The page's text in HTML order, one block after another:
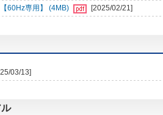
60Hz専用】 (4MB)
[2025/02/21]
03/13]